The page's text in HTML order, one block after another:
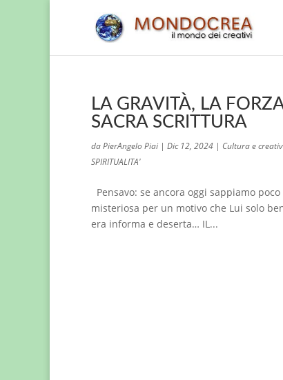
LA GRAVITÀ, LA
SACRA SCRITTURA
daPierAngelo Piai | Dic 12, 2024 | Cultura e
SPIRITUALITA'
Pensavo: se ancora oggi sappiamo
misteriosa per un motivo che Lui solo
era informa e deserta… IL...